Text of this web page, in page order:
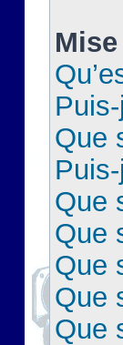
Que
Que
Que
Que
Que
Que